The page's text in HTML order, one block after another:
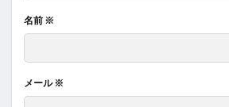
名前 ※
メール※